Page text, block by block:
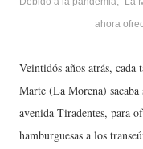
ahora
Veintidós años atrás,
Mar­te (La Morena)
aveni­da Tiradentes, para
hamburguesas a los